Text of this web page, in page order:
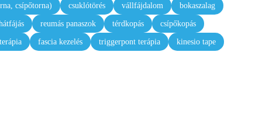
csípőtorna) csuklótörés vállfájdalom bokaszalag
reumás panaszok térdkopás csípőkopás
fascia kezelés triggerpont terápia kinesio tape